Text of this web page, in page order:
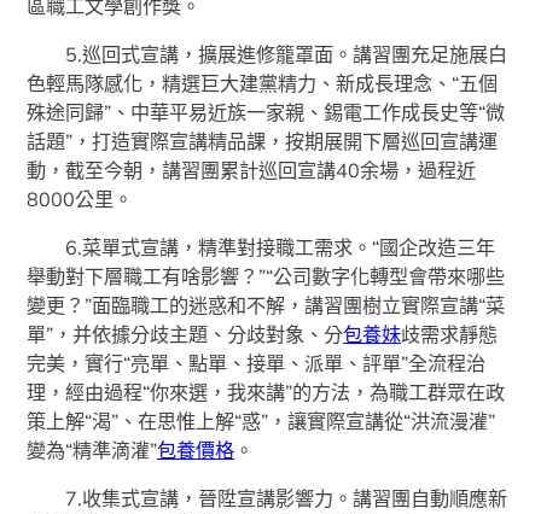
區職工文學創作獎。
5.巡回式宣講，擴展進修籠罩面。講習團充足施展白
色輕馬隊感化，精選巨大建黨精力、新成長理念、“五個
殊途同歸”、中華平易近族一家親、錫電工作成長史等“微
話題”，打造實際宣講精品課，按期展開下層巡回宣講運
動，截至今朝，講習團累計巡回宣講40余場，過程近
8000公里。
6.菜單式宣講，精準對接職工需求。“國企改造三年
舉動對下層職工有啥影響？”“公司數字化轉型會帶來哪些
變更？”面臨職工的迷惑和不解，講習團樹立實際宣講“菜
單”，并依據分歧主題、分歧對象、分包養妹歧需求靜態
完美，實行“亮單、點單、接單、派單、評單”全流程治
理，經由過程“你來選，我來講”的方法，為職工群眾在政
策上解“渴”、在思惟上解“惑”，讓實際宣講從“洪流漫灌”
變為“精準滴灌”包養價格 。
7.收集式宣講，晉陞宣講影響力。講習團自動順應新